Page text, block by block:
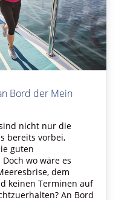
Bord der Mein
nicht nur die
bereits vorbei,
guten
wo wäre es
dem
keinen Terminen auf
An Bord